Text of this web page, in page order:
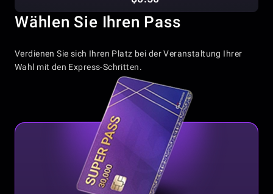
Wählen Sie Ihren Pass
Verdienen Sie sich Ihren Platz bei der Veranstaltung Ihrer
Wahl mit den Express-Schritten.